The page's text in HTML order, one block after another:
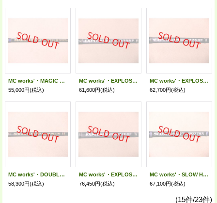
MC works'・MAGIC TRIGGER 601LR STANDARD MODEL
55,000円(税込)
MC works'・EXPLOSION 805HF STANDARD MODEL
61,600円(税込)
MC works'・EXPLOSION 826HF STANDARD MODEL
62,700円(税込)
MC works'・DOUBLE TRAP602 PLUS SPECIAL MODEL
58,300円(税込)
MC works'・EXPLOSION 876HF CUSTOM MODEL
76,450円(税込)
MC works'・SLOW HAND 807TSZX”ALL THAT TUNA” STANDARD MODEL
67,100円(税込)
(15件/23件)